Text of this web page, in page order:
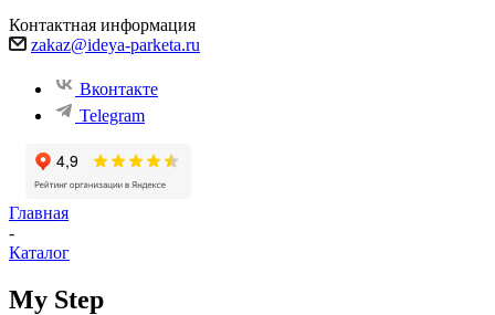
Контактная информация
zakaz@ideya-parketa.ru
Вконтакте
Telegram
Главная
-
Каталог
My Step